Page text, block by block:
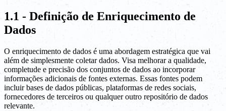
1.1 - Definição de Enriquecimento de
Dados
O enriquecimento de dados é uma abordagem estratégica que vai
além de simplesmente coletar dados. Visa melhorar a qualidade,
completude e precisão dos conjuntos de dados ao incorporar
informações adicionais de fontes externas. Essas fontes podem
incluir bases de dados públicas, plataformas de redes sociais,
fornecedores de terceiros ou qualquer outro repositório de dados
relevante.